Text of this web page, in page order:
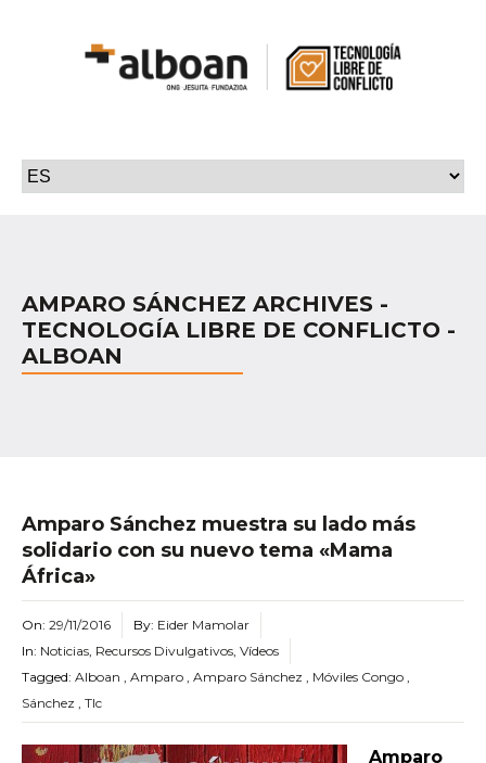
AMPARO SÁNCHEZ ARCHIVES -
TECNOLOGÍA LIBRE DE CONFLICTO -
ALBOAN
Amparo Sánchez muestra su lado más
solidario con su nuevo tema «Mama
África»
On: 29/11/2016 By: Eider Mamolar
In: Noticias Recursos Divulgativos Vídeos
Tagged: Alboan Amparo Amparo Sánchez Móviles Congo
Sánchez
Tlc
Amparo